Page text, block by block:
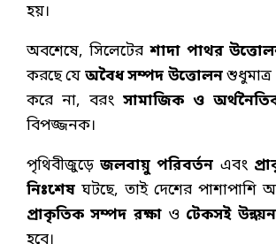
হয়।
অবশেষে, সিলেটের শাদা পাথর
করছে যে অবৈধ সম্পদ উত্তোলনশুধুমাত্র
করে না, বরং সামাজিক ও
বিপজ্জনক।
পৃথিবীজুড়েজলবায়ু পরিবর্তন এবং
নিঃশেষ ঘটছে, তাই দেশের পাশাপাশি
প্রাকৃতিক সম্পদ রক্ষাও টেকসই উন্নয়ন
হবে।